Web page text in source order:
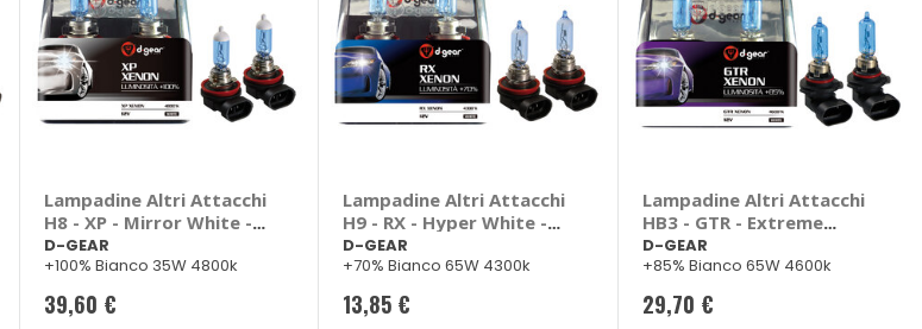
Lampadine Altri Attacchi
H8 - XP - Mirror White -
D-GEAR
D-GEAR
+100% Bianco 35W 4800k
39,60 €
Lampadine Altri Attacchi
H9 - RX - Hyper White -
D-GEAR
D-GEAR
+70% Bianco 65W 4300k
13,85 €
Lampadine Altri Attacchi
HB3 - GTR - Extreme
White - D-GEAR
D-GEAR
+85% Bianco 65W 4600k
29,70 €